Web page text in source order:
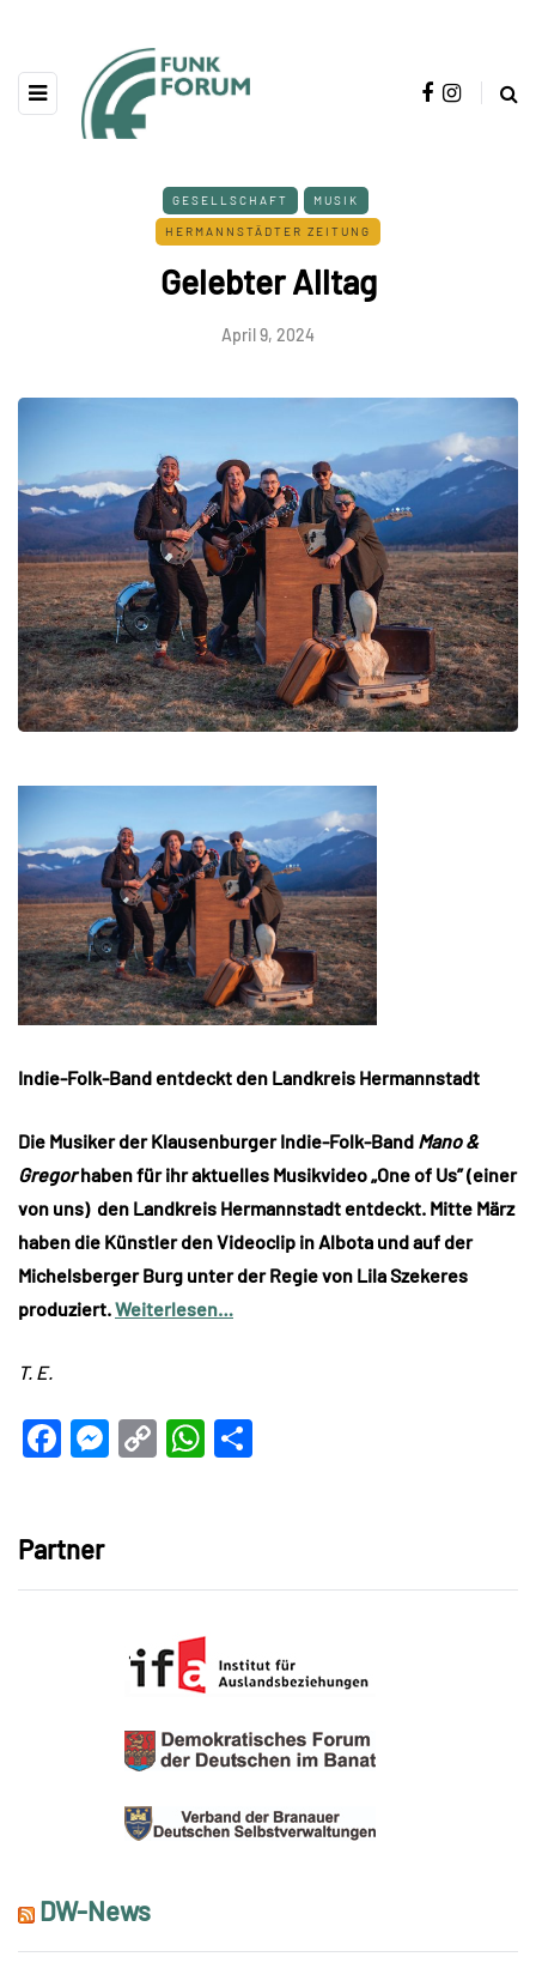
GESELLSCHAFT MUSIK
HERMANNSTÄDTER ZEITUNG
Gelebter Alltag
April 9, 2024
Indie-Folk-Band entdeckt den Landkreis Hermannstadt
Die Musiker der Klausenburger Indie-Folk-Band Mano &
Gregorhaben für ihr aktuelles Musikvideo „One of Us” (einer
von uns) den Landkreis Hermannstadt entdeckt. Mitte März
haben die Künstler den Videoclip in Albota und auf der
Michelsberger Burg unter der Regie von Lila Szekeres
produziert.Weiterlesen…
T. E.
Facebook
Messenger
CopyWhatsApp
Partner
DW-News